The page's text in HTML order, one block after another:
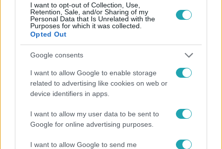
I want to opt-out of Collection, Use,
Retention, Sale, and/or Sharing of my
Personal Data that Is Unrelated with the
Purposes for which it was collected.
Opted Out
Google consents
I want to allow Google to enable storage
related to advertising like cookies on web or
device identifiers in apps.
I want to allow my user data to be sent to
Google for online advertising purposes.
I want to allow Google to send me
TÚLÉLŐ
Népszerű